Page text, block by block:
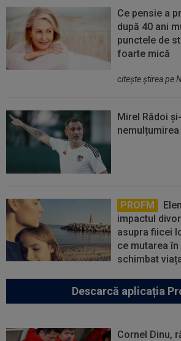
Ce pensie a
după 40 ani
punctele de
foarte mică
citeşte ştirea pe
Mirel Rădoi
PROFM
impactul
asupra fiicei
ce mutarea
schimbat
Descarcă aplicația
Cornel Dinu,